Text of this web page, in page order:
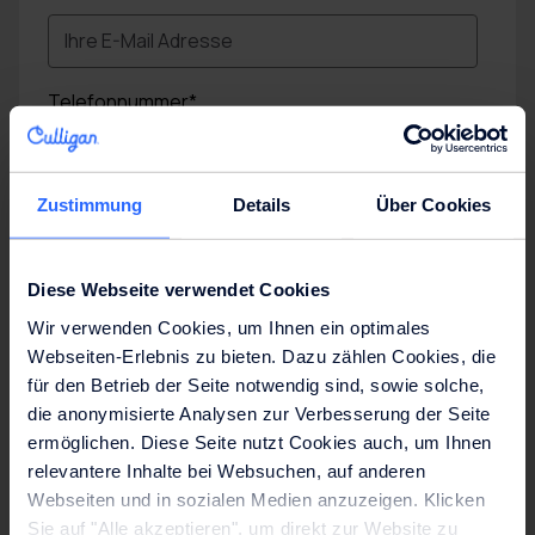
Zustimmung Details Über Cookies
Diese Webseite verwendet Cookies
Wir verwenden Cookies, um Ihnen ein optimales
Webseiten-Erlebnis zu bieten. Dazu zählen Cookies, die
für den Betrieb der Seite notwendig sind, sowie solche,
die anonymisierte Analysen zur Verbesserung der Seite
ermöglichen. Diese Seite nutzt Cookies auch, um Ihnen
relevantere Inhalte bei Websuchen, auf anderen
Webseiten und in sozialen Medien anzuzeigen. Klicken
Sie auf "Alle akzeptieren", um direkt zur Website zu
Telefonnummer*
Postleitzahl
Was können wir für Sie tun?
Anmerkungen